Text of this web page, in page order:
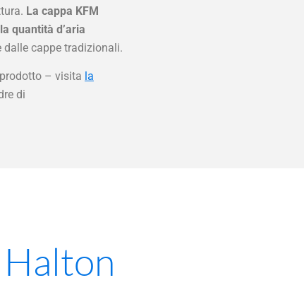
La cappa KFM
quantità d’aria
dalle cappe tradizionali.
– visita la
di